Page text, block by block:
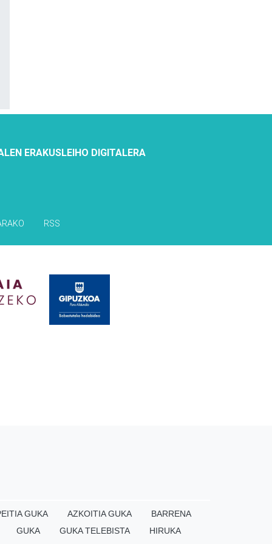
ERAKUSLEIHO DIGITALERA
RSS
GUKA AZKOITIA GUKA
BARRENA
GUKA GUKA TELEBISTA
HIRUKA